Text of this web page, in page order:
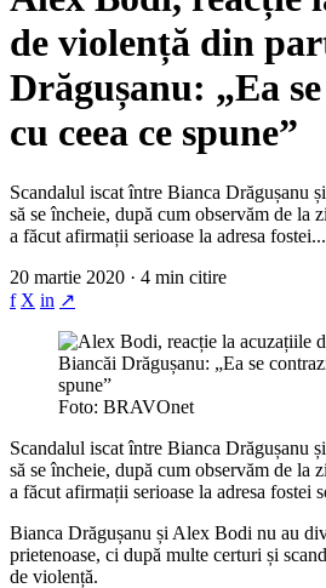
de violență din
Drăgușanu: „Ea
cu ceea ce spune”
Scandalul iscat între Bianca Drăgușanu
să se încheie, după cum observăm de
a făcut afirmații serioase la adresa fostei...
20 martie 2020 · 4 min citire
f X in ↗
Foto: BRAVOnet
Scandalul iscat între Bianca Drăgușanu
să se încheie, după cum observăm de
a făcut afirmații serioase la adresa fostei
Bianca Drăgușanu și Alex Bodi nu au
prietenoase, ci după multe certuri și
de violență.